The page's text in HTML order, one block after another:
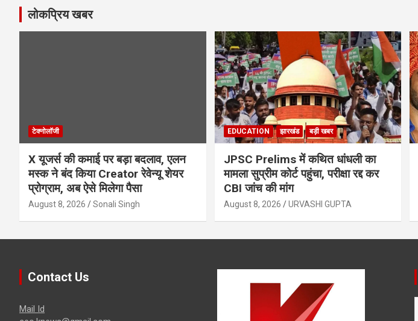
लोकप्रिय खबर
टेक्नोलॉजी
X यूजर्स की कमाई पर बड़ा बदलाव, एलन
मस्क ने बंद किया Creator रेवेन्यू शेयर
प्रोग्राम, अब ऐसे मिलेगा पैसा
August 8, 2026 Sonali Singh
EDUCATION झारखंड बड़ी खबर
JPSC Prelims में कथित धांधली का
मामला सुप्रीम कोर्ट पहुंचा, परीक्षा रद्द कर
CBI जांच की मांग
August 8, 2026 URVASHI GUPTA
Contact Us
Mail Id